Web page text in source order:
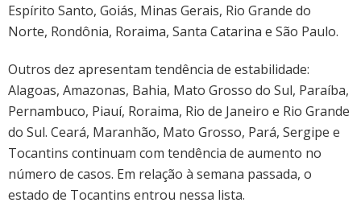
Espírito Santo, Goiás, Minas Gerais, Rio Grande do
Norte, Rondônia, Roraima, Santa Catarina e São Paulo.
Outros dez apresentam tendência de estabilidade:
Alagoas, Amazonas, Bahia, Mato Grosso do Sul, Paraíba,
Pernambuco, Piauí, Roraima, Rio de Janeiro e Rio Grande
do Sul. Ceará, Maranhão, Mato Grosso, Pará, Sergipe e
Tocantins continuam com tendência de aumento no
número de casos. Em relação à semana passada, o
estado de Tocantins entrou nessa lista.